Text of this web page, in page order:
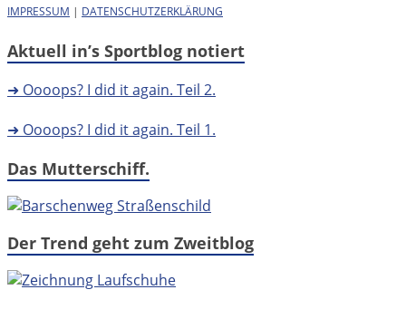
IMPRESSUM | DATENSCHUTZERKLÄRUNG
Aktuell in’s Sportblog notiert
➜ Oooops? I did it again. Teil 2.
➜ Oooops? I did it again. Teil 1.
Das Mutterschiff.
Der Trend geht zum Zweitblog